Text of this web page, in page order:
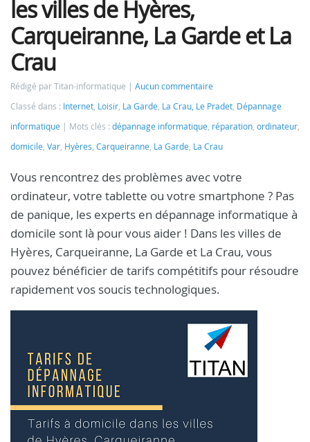
les villes de Hyères,
Carqueiranne, La Garde et La
Crau
Rédigé par Titan-informatique
Aucun commentaire
Classé dans : Internet Loisir La Garde La Crau, Le Pradet Dépannage
informatique
Mots clés : dépannage informatique réparation ordinateur
domicile Var Hyères Carqueiranne La Garde La Crau
Vous rencontrez des problèmes avec votre
ordinateur, votre tablette ou votre smartphone ? Pas
de panique, les experts en dépannage informatique à
domicile sont là pour vous aider ! Dans les villes de
Hyères, Carqueiranne, La Garde et La Crau, vous
pouvez bénéficier de tarifs compétitifs pour résoudre
rapidement vos soucis technologiques.